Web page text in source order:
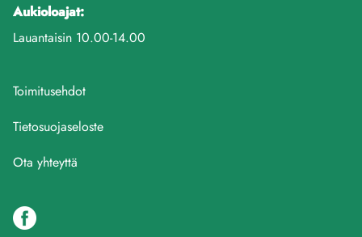
Aukioloajat:
Lauantaisin 10.00-14.00
Toimitusehdot
Tietosuojaseloste
Ota yhteyttä